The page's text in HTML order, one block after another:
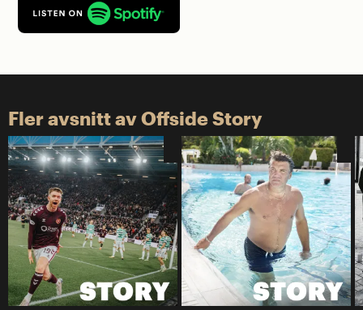
Fler avsnitt av Offside Story